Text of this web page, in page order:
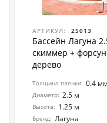
АРТИКУЛ: 25013
Бассейн Лагуна
скиммер +
дерево
Толщина пленки: 0.4 мм
Диаметр: 2.5 м
Высота: 1.25 м
Бренд: Лагуна